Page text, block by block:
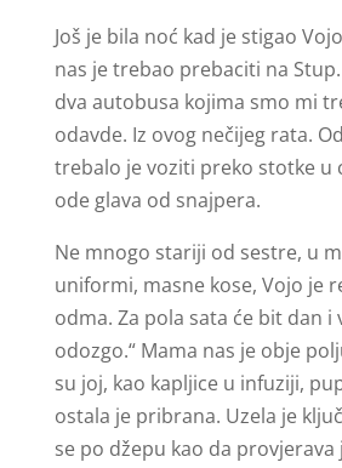
Još je bila noć kad je stigao
nas je trebao prebaciti na
dva autobusa kojima smo mi
odavde. Iz ovog nečijeg rata.
trebalo je voziti preko stotke u
ode glava od snajpera.
Ne mnogo stariji od sestre, u
uniformi, masne kose, Vojo je
odma. Za pola sata će bit dan i
odozgo.“ Mama nas je obje
su joj, kao kapljice u infuziji,
ostala je pribrana. Uzela je
se po džepu kao da provjerava